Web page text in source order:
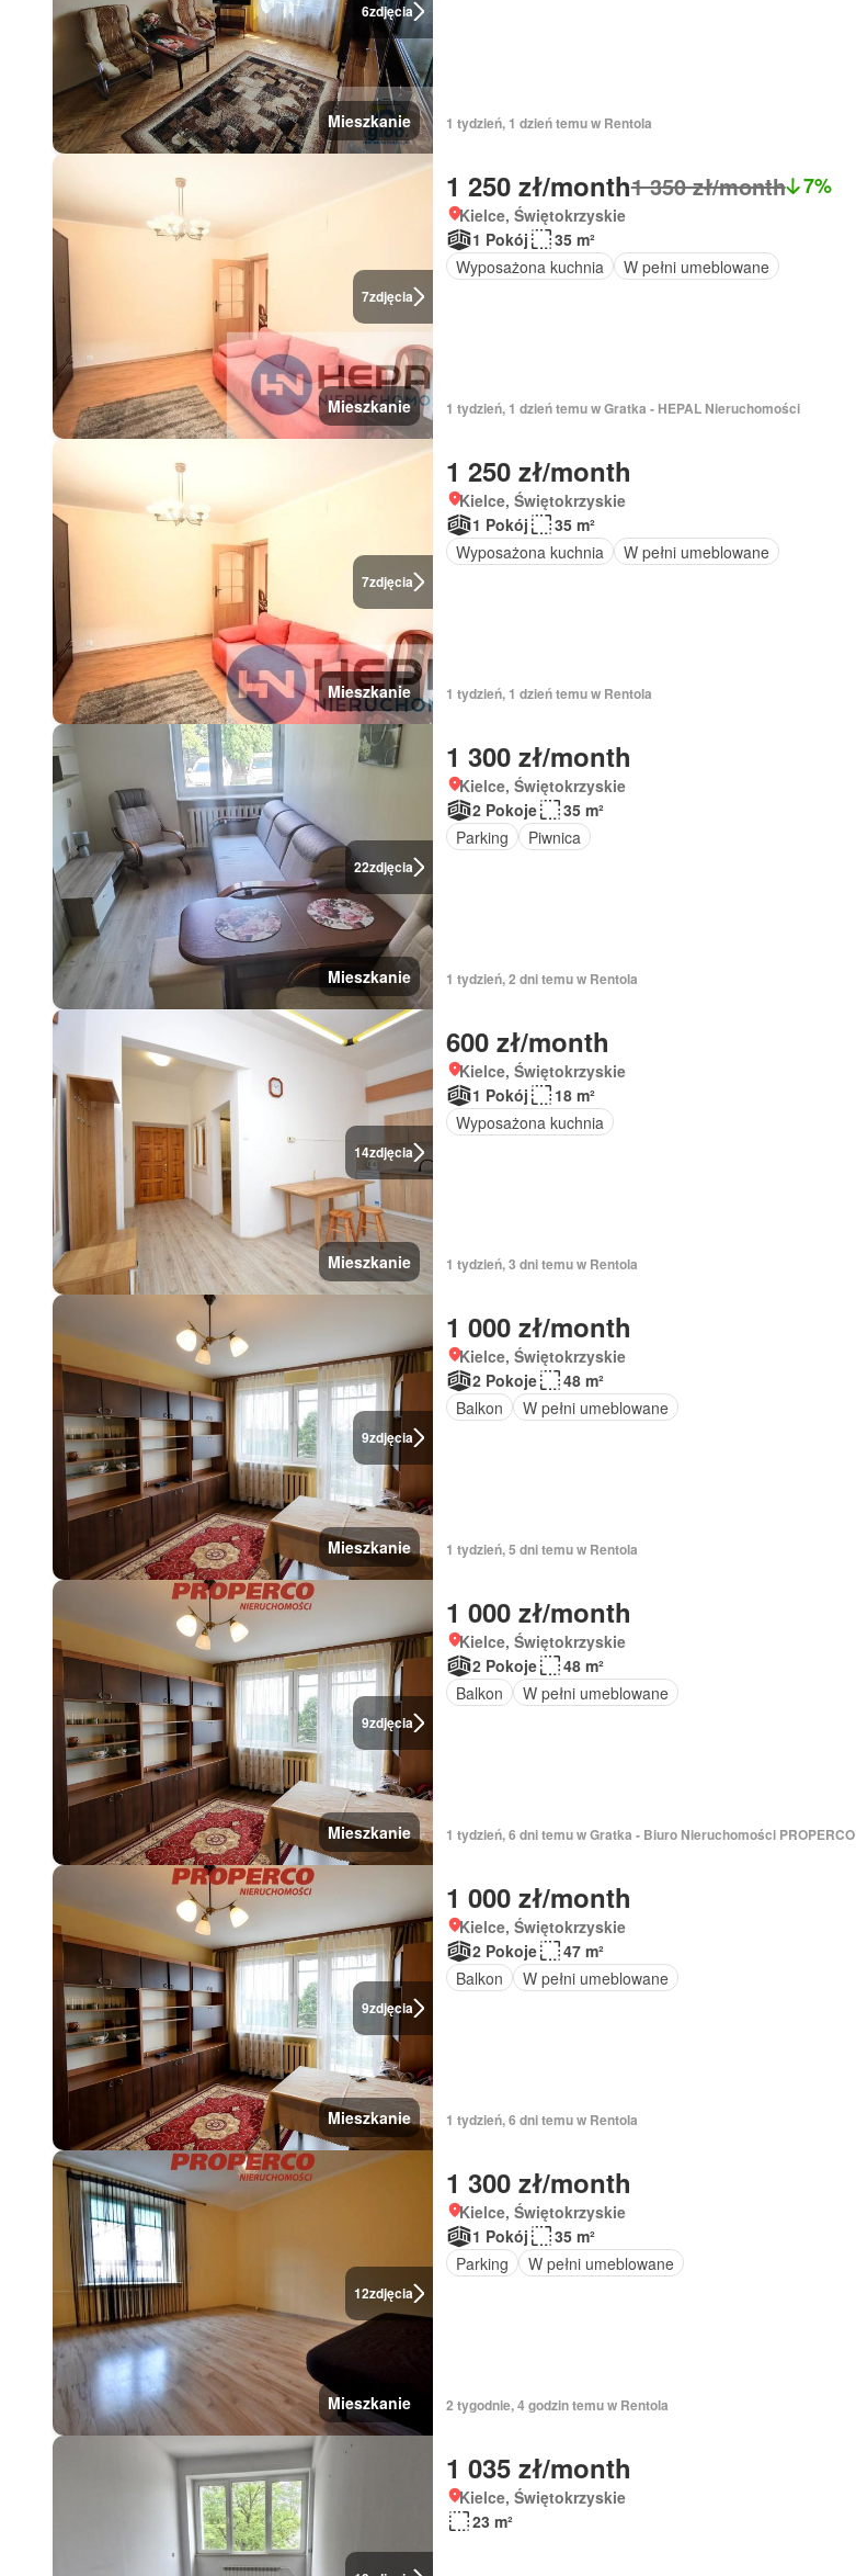
6zdjęcia
Mieszkanie 1 tydzień, 1 dzień temu w Rentola
7zdjęcia
Mieszkanie
1 250 zł/month1 350 zł/month 7%
Kielce, Świętokrzyskie
1 Pokój
35 m²
Wyposażona kuchnia
W pełni umeblowane
1 tydzień, 1 dzień temu w Gratka - HEPAL Nieruchomości
7zdjęcia
Mieszkanie
1 250 zł/month
Kielce, Świętokrzyskie
1 Pokój
35 m²
Wyposażona kuchnia
W pełni umeblowane
1 tydzień, 1 dzień temu w Rentola
22zdjęcia
Mieszkanie
1 300 zł/month
Kielce, Świętokrzyskie
2 Pokoje
35 m²
Parking
Piwnica
1 tydzień, 2 dni temu w Rentola
14zdjęcia
Mieszkanie
600 zł/month
Kielce, Świętokrzyskie
1 Pokój
18 m²
Wyposażona kuchnia
1 tydzień, 3 dni temu w Rentola
9zdjęcia
Mieszkanie
1 000 zł/month
Kielce, Świętokrzyskie
2 Pokoje
48 m²
Balkon
W pełni umeblowane
1 tydzień, 5 dni temu w Rentola
9zdjęcia
Mieszkanie
1 000 zł/month
Kielce, Świętokrzyskie
2 Pokoje
48 m²
Balkon
W pełni umeblowane
1 tydzień, 6 dni temu w Gratka - Biuro Nieruchomości PROPERCO
9zdjęcia
Mieszkanie
1 000 zł/month
Kielce, Świętokrzyskie
2 Pokoje
47 m²
Balkon
W pełni umeblowane
1 tydzień, 6 dni temu w Rentola
12zdjęcia
Mieszkanie
1 300 zł/month
Kielce, Świętokrzyskie
1 Pokój
35 m²
Parking
W pełni umeblowane
2 tygodnie, 4 godzin temu w Rentola
1 035 zł/month
Kielce, Świętokrzyskie
23 m²